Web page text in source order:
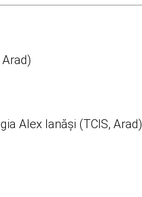
Alex Ianăși (TCIS, Arad)